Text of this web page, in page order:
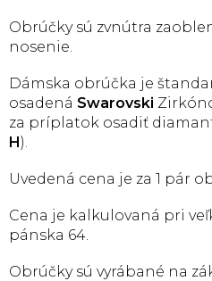
Obrúčky sú zvnútra
nosenie.
Dámska obrúčka je
osadená Swarovski
za príplatok osadiť
H).
Uvedená cena je za 1 pár
Cena je kalkulovaná pri
pánska 64.
Obrúčky sú vyrábané na